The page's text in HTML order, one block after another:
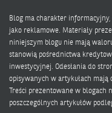
Blog ma charakter
jako reklamowe. Materiały
niniejszym blogu nie mają
stanowią pośrednictwa
inwestycyjnej. Odesłania do
opisywanych w artykułach
Treści prezentowane w
poszczególnych artykułów